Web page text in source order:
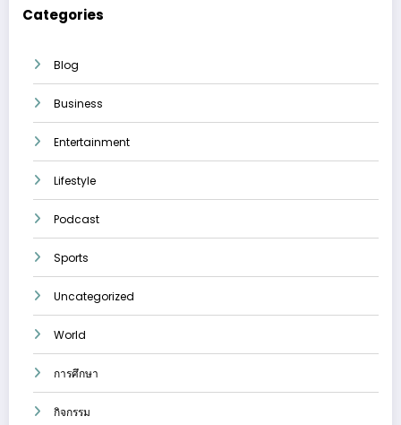
Categories
Blog
Business
Entertainment
Lifestyle
Podcast
Sports
Uncategorized
World
การศึกษา
กิจกรรม